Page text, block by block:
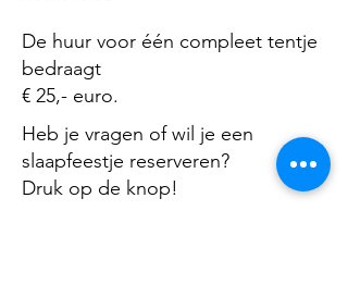
De huur voor één compleet tentje
bedraagt
€ 25,- euro.
Heb je vragen of wil je een
slaapfeestje reserveren?
Druk op de knop!